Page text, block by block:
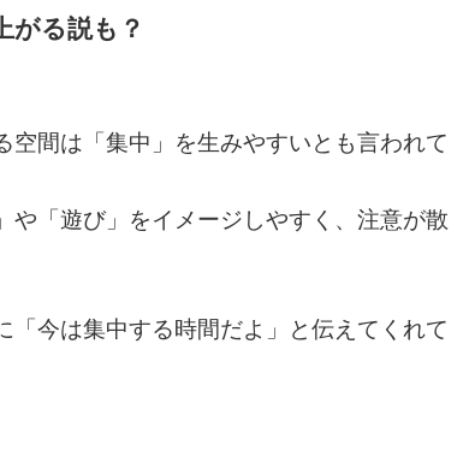
がる説も？
空間は「集中」を生みやすいとも言われて
や「遊び」をイメージしやすく、注意が散
「今は集中する時間だよ」と伝えてくれて